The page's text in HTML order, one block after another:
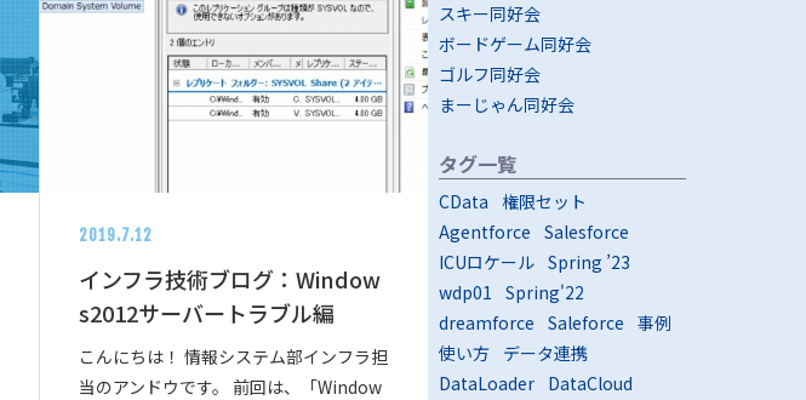
2019.7.12
インフラ技術ブログ：Window
s2012サーバートラブル編
こんにちは！ 情報システム部インフラ担
当のアンドウです。 前回は、「Window
スキー同好会
ボードゲーム同好会
ゴルフ同好会
まーじゃん同好会
タグ一覧
CData
権限セット
Agentforce Salesforce
ICUロケール Spring ’23
wdp01 Spring'22
dreamforce Saleforce 事例
使い方 データ連携
DataLoader DataCloud